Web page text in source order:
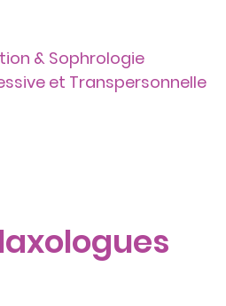
& Sophrologie
et Transpersonnelle